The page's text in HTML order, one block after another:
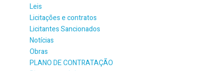
Leis
Licitações e contratos
Licitantes Sancionados
Notícias
Obras
PLANO DE CONTRATAÇÃO